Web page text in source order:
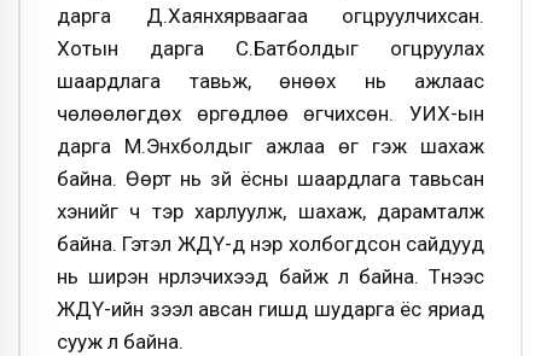
дарга Д.Хаянхярваагаа огцруулчихсан.
Хотын дарга С.Батболдыг огцруулах
шаардлага тавьж, өнөөх нь ажлаас
чөлөөлөгдөх өргөдлөө өгчихсөн. УИХ-ын
дарга М.Энхболдыг ажлаа өг гэж шахаж
байна. Өөрт нь зүй ёсны шаардлага тавьсан
хэнийг ч тэр харлуулж, шахаж, дарамталж
байна. Гэтэл ЖДҮ-д нэр холбогдсон сайдууд
нь ширэн нүүрлэчихээд байж л байна. Түүнээс
ЖДҮ-ийн зээл авсан гишүүд шударга ёс яриад
сууж л байна.